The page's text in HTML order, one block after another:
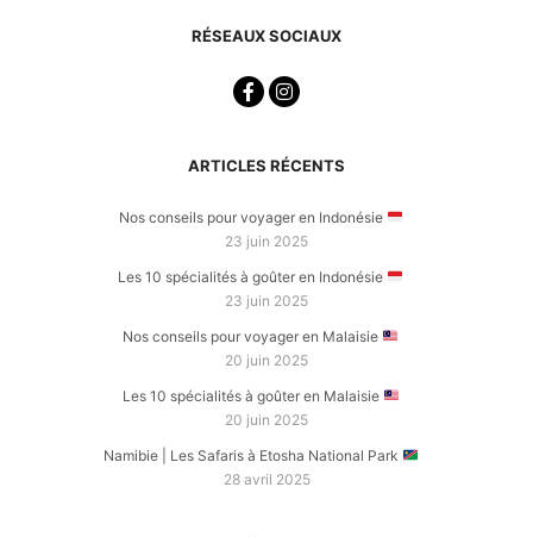
RÉSEAUX SOCIAUX
ARTICLES RÉCENTS
Nos conseils pour voyager en Indonésie
23 juin 2025
Les 10 spécialités à goûter en Indonésie
23 juin 2025
Nos conseils pour voyager en Malaisie
20 juin 2025
Les 10 spécialités à goûter en Malaisie
20 juin 2025
Namibie | Les Safaris à Etosha National Park
28 avril 2025